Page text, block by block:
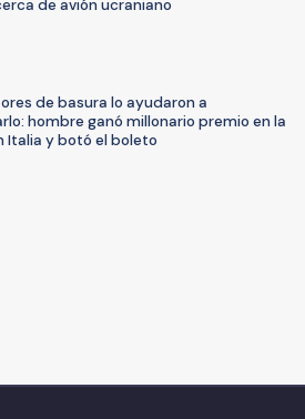
de avión ucraniano
de basura lo ayudaron a
hombre ganó millonario premio en la
Italia y botó el boleto